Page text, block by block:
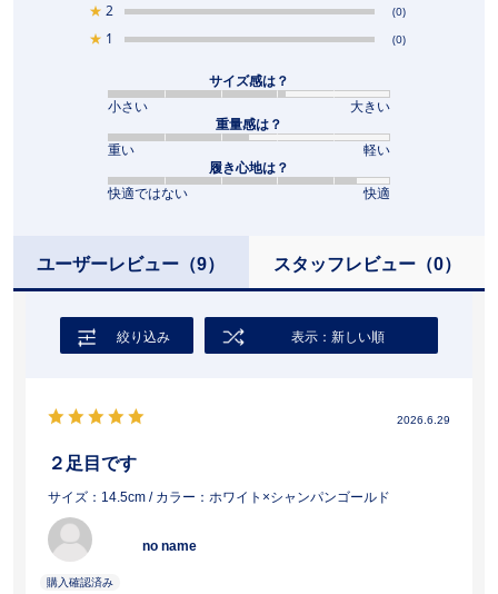
★ 2 (0)
★ 1 (0)
サイズ感は？
小さい
大きい
重量感は？
重い
軽い
履き心地は？
快適ではない
快適
ユーザーレビュー （9） スタッフレビュー（0）
絞り込み 表示：新しい順
2026.6.29
２足目です
サイズ：14.5cm / カラー：ホワイト×シャンパンゴールド
no name